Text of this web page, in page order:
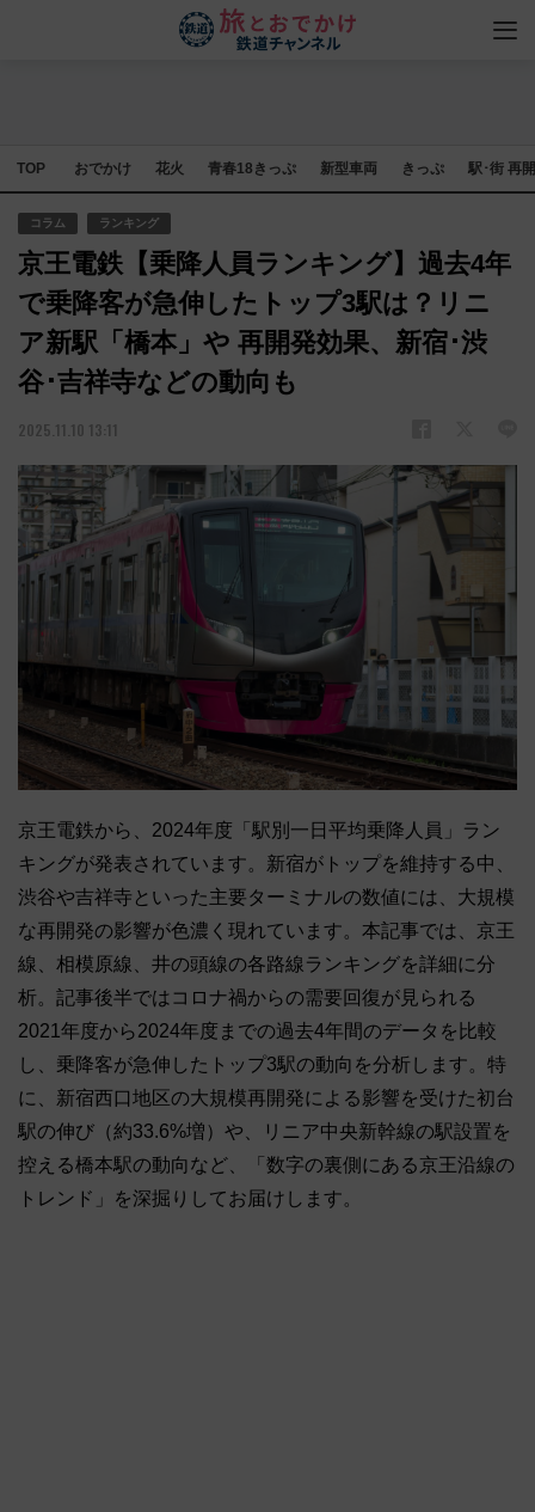
TOP おでかけ 花火 青春18きっぷ 新型車両 きっぷ 駅･街 再
コラム ランキング
京王電鉄【乗降人員ランキング】過去4年
で乗降客が急伸したトップ3駅は？リニ
ア新駅「橋本」や 再開発効果、新宿･渋
谷･吉祥寺などの動向も
2025.11.10 13:11
京王電鉄から、2024年度「駅別一日平均乗降人員」ラン
キングが発表されています。新宿がトップを維持する中、
渋谷や吉祥寺といった主要ターミナルの数値には、大規模
な再開発の影響が色濃く現れています。本記事では、京王
線、相模原線、井の頭線の各路線ランキングを詳細に分
析。記事後半ではコロナ禍からの需要回復が見られる
2021年度から2024年度までの過去4年間のデータを比較
し、乗降客が急伸したトップ3駅の動向を分析します。特
に、新宿西口地区の大規模再開発による影響を受けた初台
駅の伸び（約33.6%増）や、リニア中央新幹線の駅設置を
控える橋本駅の動向など、「数字の裏側にある京王沿線の
トレンド」を深掘りしてお届けします。